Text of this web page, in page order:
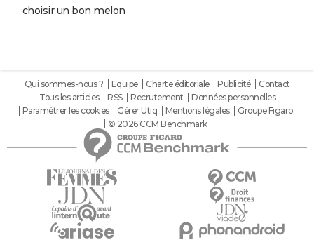
choisir un bon melon
Qui sommes-nous ? Equipe Charte éditoriale Publicité
Contact
Tous les articles
RSS Recrutement
Données personnelles
Paramétrer les cookies
Gérer Utiq Mentions légales
Groupe Figaro
© 2026 CCM Benchmark